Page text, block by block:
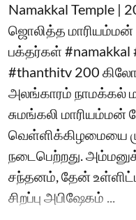
Namakkal Temple
ஜொலித்த மாரியம்மன்
பக்தர்கள் #namakkal
#thanthitv 200
அலங்காரம் நாமக்கல்
சுமங்கலி மாரியம்மன்
வெள்ளிக்கிழமையை
நடைபெற்றது.
சந்தனம், தேன்
சிறப்பு அபிஷேகம் ...